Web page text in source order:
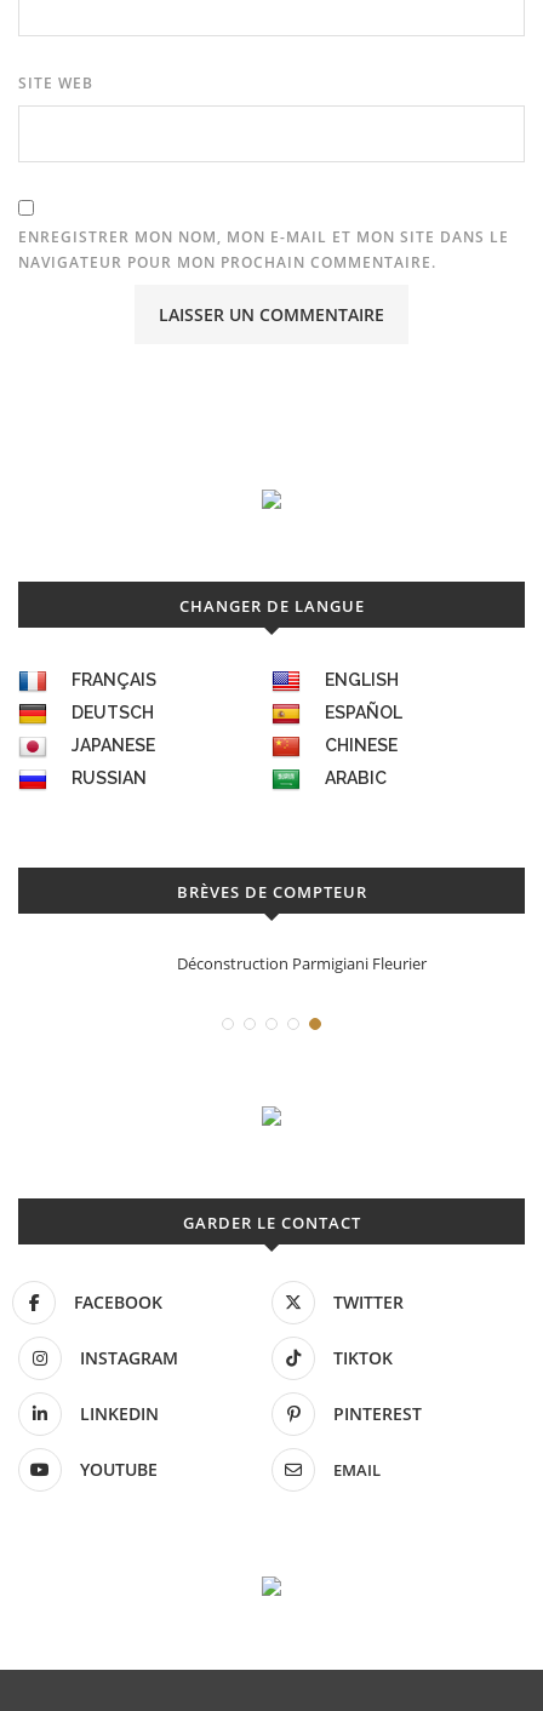
SITE WEB
ENREGISTRER MON NOM, MON E-MAIL ET MON SITE DANS LE
NAVIGATEUR POUR MON PROCHAIN COMMENTAIRE.
CHANGER DE LANGUE
FRANÇAIS
ENGLISH
DEUTSCH
ESPAÑOL
JAPANESE
CHINESE
RUSSIAN
ARABIC
BRÈVES DE COMPTEUR
Déconstruction Parmigiani Fleurier
GARDER LE CONTACT
FACEBOOK TWITTER
INSTAGRAM TIKTOK
LINKEDIN PINTEREST
YOUTUBE EMAIL